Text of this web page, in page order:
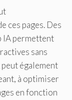
ces pages. Des
IA permettent
sans
peut également
à optimiser
en fonction